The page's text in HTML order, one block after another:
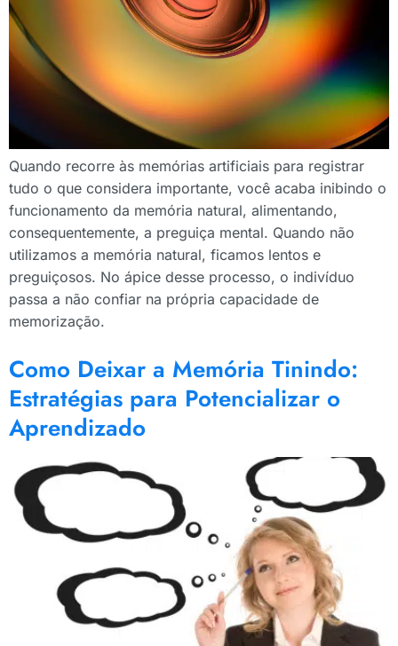
Quando recorre às memórias artificiais para registrar
tudo o que considera importante, você acaba inibindo o
funcionamento da memória natural, alimentando,
consequentemente, a preguiça mental. Quando não
utilizamos a memória natural, ficamos lentos e
preguiçosos. No ápice desse processo, o indivíduo
passa a não confiar na própria capacidade de
memorização.
Como Deixar a Memória Tinindo:
Estratégias para Potencializar o
Aprendizado